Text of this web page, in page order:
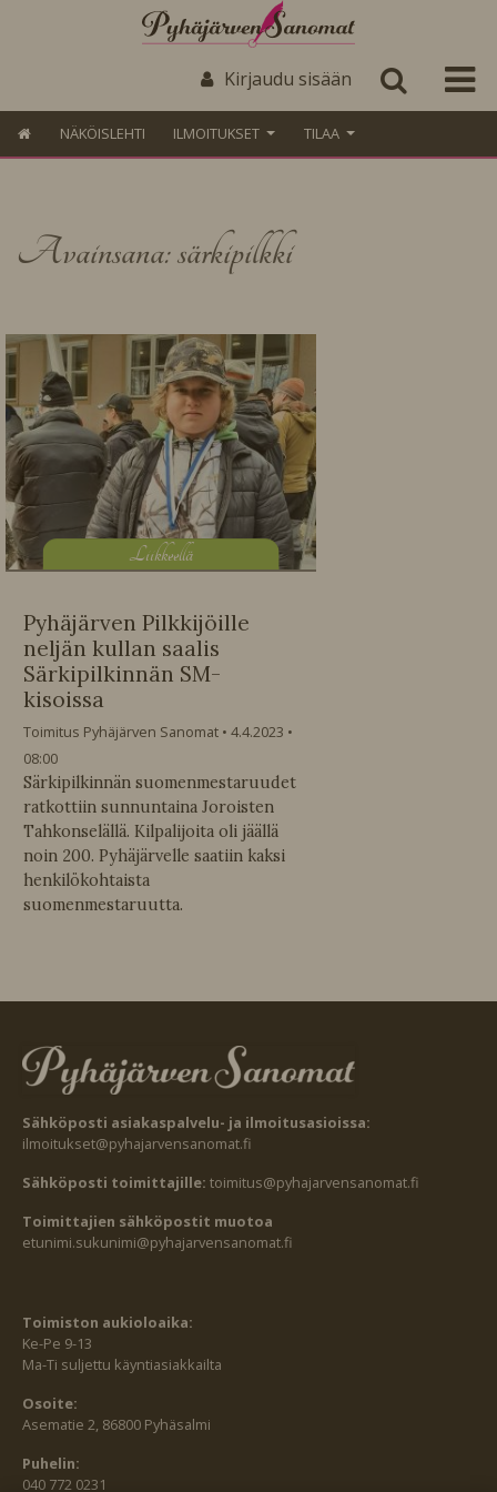
Kirjaudu sisään
NÄKÖISLEHTI ILMOITUKSET TILAA
Avainsana: särkipilkki
Liikkeellä
Pyhäjärven Pilkkijöille
neljän kullan saalis
Särkipilkinnän SM-
kisoissa
Toimitus Pyhäjärven Sanomat
4.4.2023
08:00
Särkipilkinnän suomenmestaruudet
ratkottiin sunnuntaina Joroisten
Tahkonselällä. Kilpalijoita oli jäällä
noin 200. Pyhäjärvelle saatiin kaksi
henkilökohtaista
suomenmestaruutta.
Sähköposti asiakaspalvelu- ja ilmoitusasioissa:
ilmoitukset@pyhajarvensanomat.fi
Sähköposti toimittajille: toimitus@pyhajarvensanomat.fi
Toimittajien sähköpostit muotoa
etunimi.sukunimi@pyhajarvensanomat.fi
Toimiston aukioloaika:
Ke-Pe 9-13
Ma-Ti suljettu käyntiasiakkailta
Osoite:
Asematie 2, 86800 Pyhäsalmi
Puhelin:
040 772 0231